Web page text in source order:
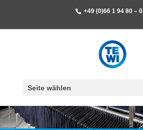
+49 (0)66 1 94 80 – 0
Seite wählen